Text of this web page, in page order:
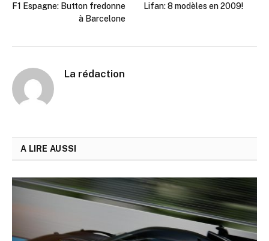
F1 Espagne: Button fredonne
à Barcelone
Lifan: 8 modèles en 2009!
La rédaction
A LIRE AUSSI